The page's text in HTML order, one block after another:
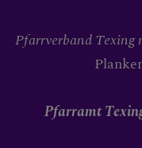
Pfarrverband Texing
Pfarramt